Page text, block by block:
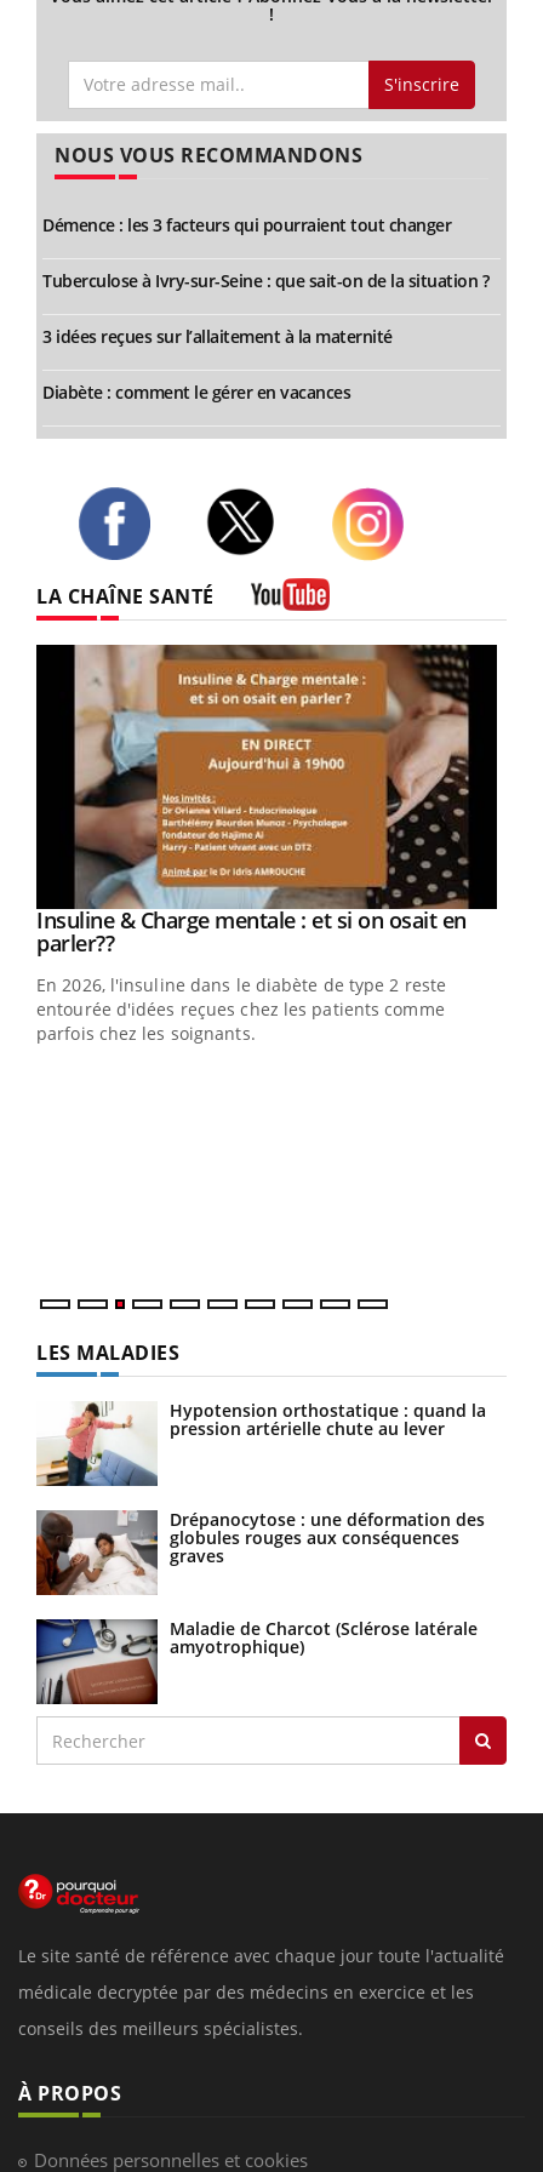
!
S'inscrire
NOUS VOUS RECOMMANDONS
Démence : les 3 facteurs qui pourraient tout changer
Tuberculose à Ivry-sur-Seine : que sait-on de la situation ?
3 idées reçues sur l’allaitement à la maternité
Diabète : comment le gérer en vacances
LA CHAÎNE SANTÉ
Youtube
Insuline & Charge mentale : et si on osait en
parler??Youtube
En 2026, l'insuline dans le diabète de type 2 reste
entourée d'idées reçues chez les patients comme
parfois chez les soignants.
LES MALADIES
Hypotension orthostatique : quand la
pression artérielle chute au lever
Drépanocytose : une déformation des
globules rouges aux conséquences
graves
Maladie de Charcot (Sclérose latérale
amyotrophique)
Le site santé de référence avec chaque jour toute l'actualité
médicale decryptée par des médecins en exercice et les
conseils des meilleurs spécialistes.
À PROPOS
Données personnelles et cookies